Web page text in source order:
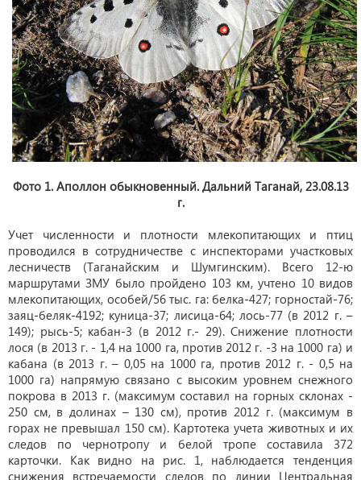
Фото 1. Аполлон обыкновенный. Дальний Таганай, 23.08.13
г.
Учет численности и плотности млекопитающих и птиц
проводился в сотрудничестве с инспекторами участковых
лесничеств (Таганайским и Шумгинским). Всего 12-ю
маршрутами ЗМУ было пройдено 103 км, учтено 10 видов
млекопитающих, особей/56 тыс. га: белка-427; горностай-76;
заяц-беляк-4192; куница-37; лисица-64; лось-77 (в 2012 г. –
149); рысь-5; кабан-3 (в 2012 г.- 29). Снижение плотности
лося (в 2013 г. - 1,4 на 1000 га, против 2012 г. -3 на 1000 га) и
кабана (в 2013 г. – 0,05 на 1000 га, против 2012 г. - 0,5 на
1000 га) напрямую связано с высоким уровнем снежного
покрова в 2013 г. (максимум составил на горных склонах -
250 см, в долинах – 130 см), против 2012 г. (максимум в
горах не превышал 150 см). Картотека учета животных и их
следов по чернотропу и белой тропе составила 372
карточки. Как видно на рис. 1, наблюдается тенденция
снижения встречаемости следов по линии Центральная